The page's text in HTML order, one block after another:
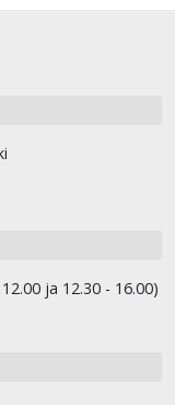
ja 12.30 - 16.00)